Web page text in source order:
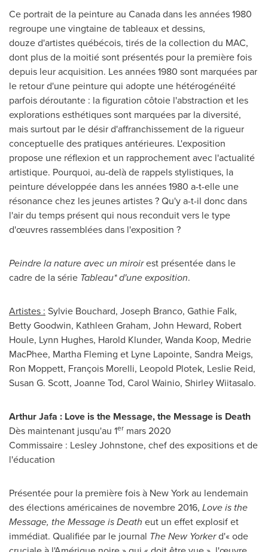
Ce portrait de la peinture au Canadadans les années 1980
regroupe une vingtaine de tableaux et dessins,
douze d'artistes québécois, tirés de la collection du MAC,
dont plus de la moitié sont présentés pour la première fois
depuis leur acquisition. Les années 1980 sont marquées par
le retour d'une peinture qui adopte une hétérogénéité
parfois déroutante : la figuration côtoie l'abstraction et les
explorations esthétiques sont marquées par la diversité,
mais surtout par le désir d'affranchissement de la rigueur
conceptuelle des pratiques antérieures. L'exposition
propose une réflexion et un rapprochement avec l'actualité
artistique. Pourquoi, au-delà de rappels stylistiques, la
peinture développée dans les années 1980 a-t-elle une
résonance chez les jeunes artistes ? Qu'y a-t-il donc dans
l'air du temps présent qui nous reconduit vers le type
d'œuvres rassemblées dans l'exposition ?
Peindre la nature avec un miroirest présentée dans le
cadre de la série Tableau* d'une exposition.
Artistes : Sylvie Bouchard, Joseph Branco, Gathie Falk,
Betty Goodwin, Kathleen Graham, John Heward, Robert
Houle, Lynn Hughes, Harold Klunder, Wanda Koop, Medrie
MacPhee, Martha Fleming et Lyne Lapointe, Sandra Meigs,
Ron Moppett, François Morelli, Leopold Plotek, Leslie Reid,
Susan G. Scott, Joanne Tod, Carol Wainio, Shirley Wiitasalo.
Arthur Jafa : Love is the Message, the Message is Death
Dès maintenant jusqu'au 1er mars 2020
Commissaire : Lesley Johnstone, chef des expositions et de
l'éducation
Présentée pour la première fois à New Yorkau lendemain
des élections américaines de novembre 2016, Love is the
Message, the Message is Death eut un effet explosif et
immédiat. Qualifiée par le journal The New Yorkerd'« ode